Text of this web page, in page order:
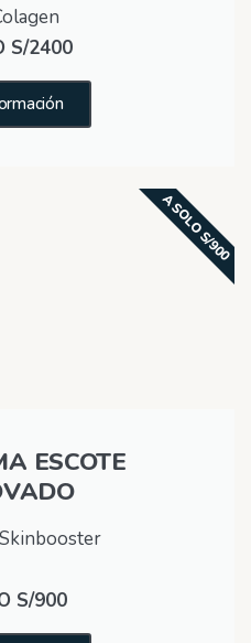
S/2400
ESCOTE
S/900
A SOLO S/900